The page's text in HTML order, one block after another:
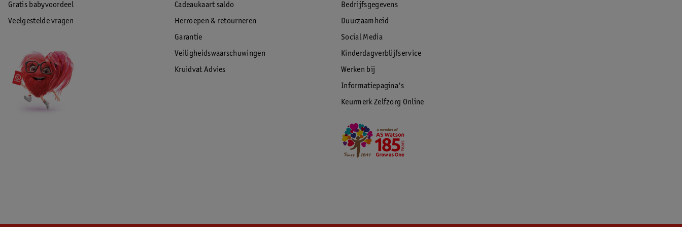
Gratis babyvoordeel
Veelgestelde vragen
Cadeaukaart saldo
Herroepen & retourneren
Garantie
Veiligheidswaarschuwingen
Kruidvat Advies
Bedrijfsgegevens
Duurzaamheid
Social Media
Kinderdagverblijfservice
Werken bij
Informatiepagina's
Keurmerk Zelfzorg Online